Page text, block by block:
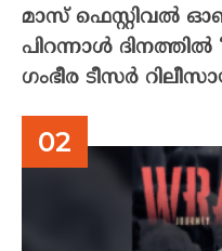
മാസ് ഫെസ്റ്റിവൽ
പിറന്നാൾ ദിനത്തിൽ
ഗംഭീര ടീസർ